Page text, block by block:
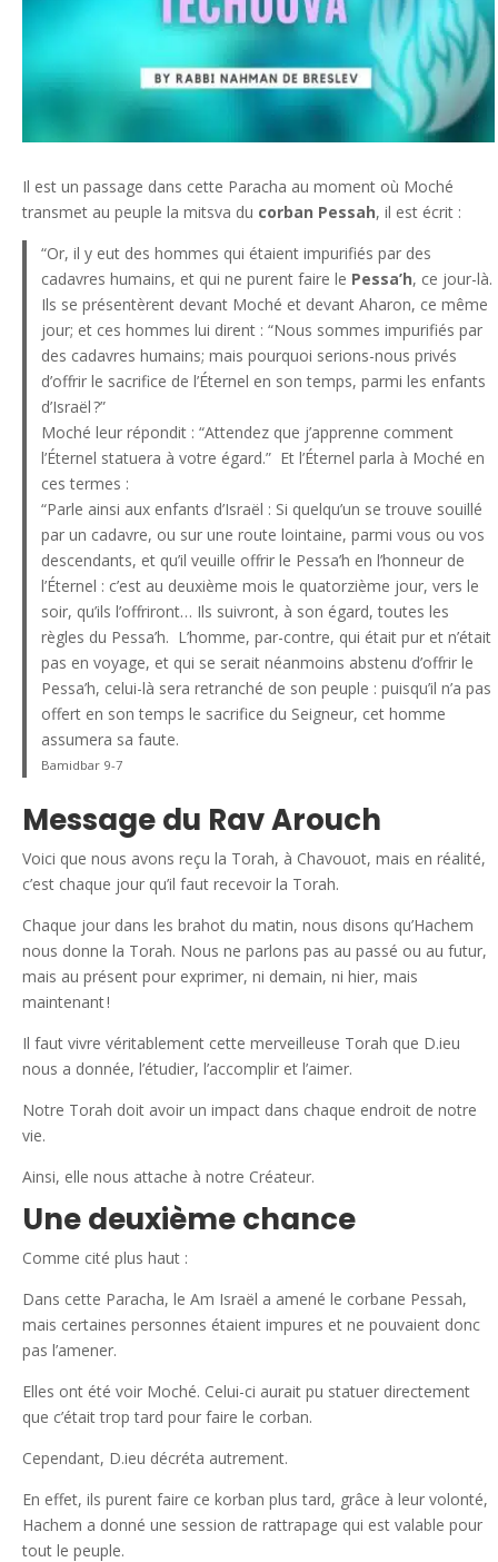
Il est un passage dans cette Paracha au moment où Moché
transmet au peuple la mitsva du corban Pessah, il est écrit :
“Or, il y eut des hommes qui étaient impurifiés par des
cadavres humains, et qui ne purent faire le Pessa’h, ce jour-là.
Ils se présentèrent devant Moché et devant Aharon, ce même
jour; et ces hommes lui dirent : “Nous sommes impurifiés par
des cadavres humains; mais pourquoi serions-nous privés
d’offrir le sacrifice de l’Éternel en son temps, parmi les enfants
d’Israël ?”
Moché leur répondit : “Attendez que j’apprenne comment
l’Éternel statuera à votre égard.” Et l’Éternel parla à Moché en
ces termes :
“Parle ainsi aux enfants d’Israël : Si quelqu’un se trouve souillé
par un cadavre, ou sur une route lointaine, parmi vous ou vos
descendants, et qu’il veuille offrir le Pessa’h en l’honneur de
l’Éternel : c’est au deuxième mois le quatorzième jour, vers le
soir, qu’ils l’offriront… Ils suivront, à son égard, toutes les
règles du Pessa’h. L’homme, par-contre, qui était pur et n’était
pas en voyage, et qui se serait néanmoins abstenu d’offrir le
Pessa’h, celui-là sera retranché de son peuple : puisqu’il n’a pas
offert en son temps le sacrifice du Seigneur, cet homme
assumera sa faute.
Bamidbar 9-7
Message du Rav Arouch
Voici que nous avons reçu la Torah, à Chavouot, mais en réalité,
c’est chaque jour qu’il faut recevoir la Torah.
Chaque jour dans les brahot du matin, nous disons qu’Hachem
nous donne la Torah. Nous ne parlons pas au passé ou au futur,
mais au présent pour exprimer, ni demain, ni hier, mais
maintenant !
Il faut vivre véritablement cette merveilleuse Torah que D.ieu
nous a donnée, l’étudier, l’accomplir et l’aimer.
Notre Torah doit avoir un impact dans chaque endroit de notre
vie.
Ainsi, elle nous attache à notre Créateur.
Une deuxième chance
Comme cité plus haut :
Dans cette Paracha, le Am Israël a amené le corbane Pessah,
mais certaines personnes étaient impures et ne pouvaient donc
pas l’amener.
Elles ont été voir Moché. Celui-ci aurait pu statuer directement
que c’était trop tard pour faire le corban.
Cependant, D.ieu décréta autrement.
En effet, ils purent faire ce korban plus tard, grâce à leur volonté,
Hachem a donné une session de rattrapage qui est valable pour
tout le peuple.